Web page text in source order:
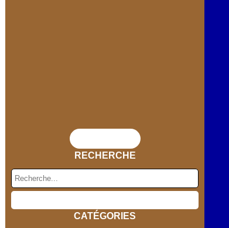
RECHERCHE
CATÉGORIES